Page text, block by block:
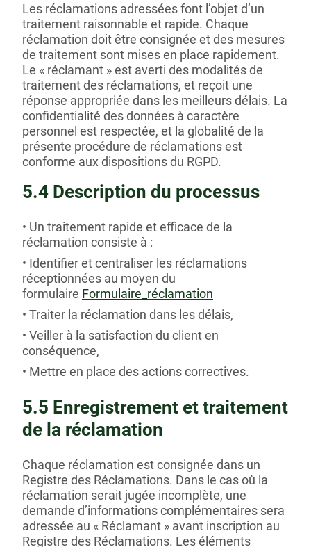
Les réclamations adressées font l’objet d’un
traitement raisonnable et rapide. Chaque
réclamation doit être consignée et des mesures
de traitement sont mises en place rapidement.
Le « réclamant » est averti des modalités de
traitement des réclamations, et reçoit une
réponse appropriée dans les meilleurs délais. La
confidentialité des données à caractère
personnel est respectée, et la globalité de la
présente procédure de réclamations est
conforme aux dispositions du RGPD.
5.4 Description du processus
Un traitement rapide et efficace de la
réclamation consiste à :
Identifier et centraliser les réclamations
réceptionnées au moyen du
formulaire Formulaire_réclamation
Traiter la réclamation dans les délais,
Veiller à la satisfaction du client en
conséquence,
Mettre en place des actions correctives.
5.5 Enregistrement et traitement
de la réclamation
Chaque réclamation est consignée dans un
Registre des Réclamations. Dans le cas où la
réclamation serait jugée incomplète, une
demande d’informations complémentaires sera
adressée au « Réclamant » avant inscription au
Registre des Réclamations. Les éléments